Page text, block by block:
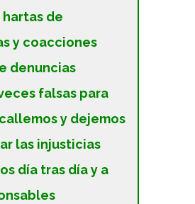
de
y coacciones
denuncias
falsas para
y dejemos
las injusticias
día tras día y a